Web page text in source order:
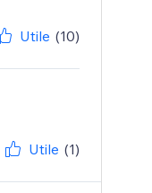
Utile (10)
Utile (1)